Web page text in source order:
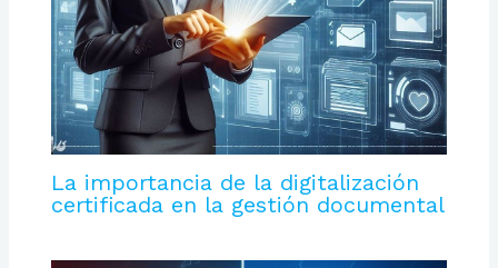
La importancia de la digitalización
certificada en la gestión documental